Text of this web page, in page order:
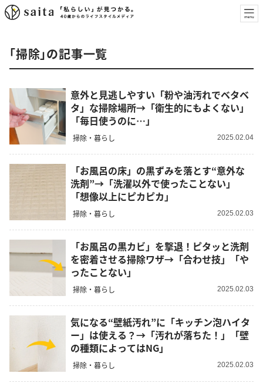
「掃除」の記事一覧
意外と見逃しやすい「粉や油汚れでベタベ
タ」な掃除場所→「衛生的にもよくない」
「毎日使うのに…」
掃除・暮らし 2025.02.04
「お風呂の床」の黒ずみを落とす“意外な
洗剤”→「洗濯以外で使ったことない」
「想像以上にピカピカ」
掃除・暮らし 2025.02.03
「お風呂の黒カビ」を撃退！ピタッと洗剤
を密着させる掃除ワザ→「合わせ技」「や
ったことない」
掃除・暮らし 2025.02.03
気になる“壁紙汚れ”に「キッチン泡ハイタ
ー」は使える？→「汚れが落ちた！」「壁
の種類によってはNG」
掃除・暮らし 2025.02.03